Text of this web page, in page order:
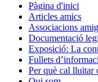
Pàgina d'inici
Articles amics
Associacions
Documentació
Exposició: La
Fullets
Per què cal lluitar